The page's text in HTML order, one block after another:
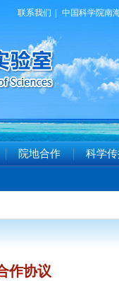
联系我们 中国科学院南
院地合作 科学传
作协议